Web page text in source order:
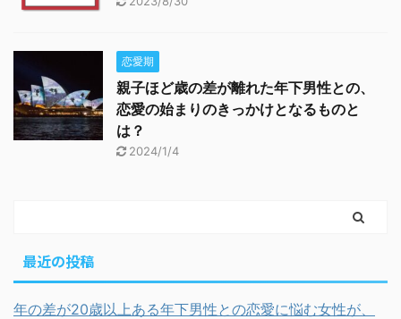
恋愛期
親子ほど歳の差が離れた年下男性との、
恋愛の始まりのきっかけとなるものと
は？
2024/1/4
最近の投稿
年の差が20歳以上ある年下男性との恋愛に悩む女性が、